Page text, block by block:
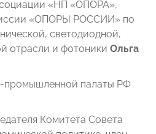
«НП «ОПОРА»,
«ОПОРЫ РОССИИ» по
светодиодной,
отрасли и фотоники Ольга
промышленной палаты РФ
Комитета Совета